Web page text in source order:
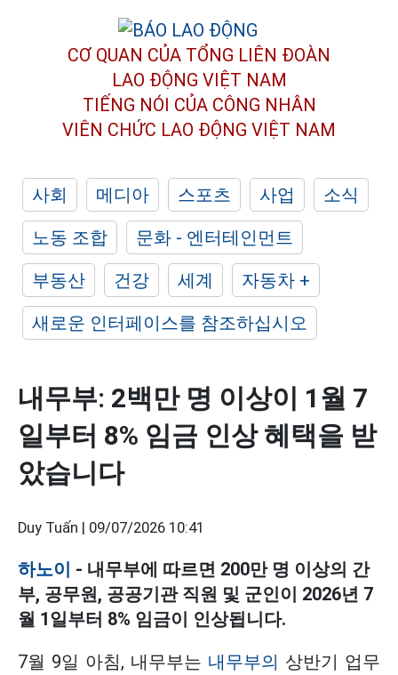
CƠ QUAN CỦA TỔNG LIÊN ĐOÀN
LAO ĐỘNG VIỆT NAM
TIẾNG NÓI CỦA CÔNG NHÂN
VIÊN CHỨC LAO ĐỘNG VIỆT NAM
사회 메디아 스포츠 사업
소식
노동 조합
문화 - 엔터테인먼트
부동산
건강 세계
자동차 +
새로운 인터페이스를 참조하십시오
내무부: 2백만 명 이상이 1월 7
일부터 8% 임금 인상 혜택을 받
았습니다
Duy Tuấn | 09/07/2026 10:41
하노이 - 내무부에 따르면 200만 명 이상의 간
부, 공무원, 공공기관 직원 및 군인이 2026년 7
월 1일부터 8% 임금이 인상됩니다.
7월 9일 아침, 내무부는 내무부의 상반기 업무